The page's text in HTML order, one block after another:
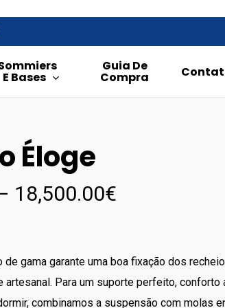
E Bases
Guia De
Compra
Éloge
18,500.00€
through
18,500.00€
de gama garante uma boa fixação dos
artesanal. Para um suporte perfeito, conforto
combinamos a suspensão com molas